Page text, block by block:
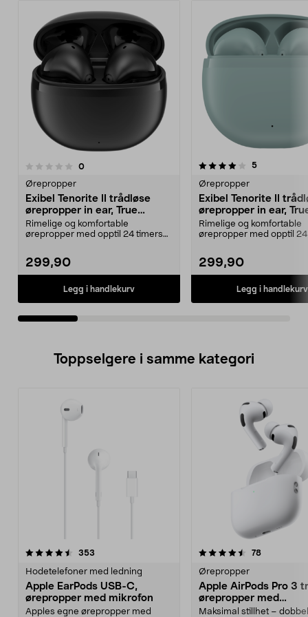
0anmeldelser
Ørepropper
Exibel Tenorite II trådløse
ørepropper in ear, True
Wireless
Rimelige og komfortable
ørepropper med opptil 24 timers
299,90
Legg i handlekurv
4.0av 5 stjerner 5anmeldelser
Ørepropper
Exibel Tenorite II
ørepropper in ear,
Wireless
Rimelige og komfortable
ørepropper med opptil
299,90
Legg i handlekurv
0.0 av 5 stjerner
Toppselgere i samme kategori
353
Hodetelefoner med ledning
Apple EarPods USB-C,
ørepropper med mikrofon
Apples egne ørepropper med
4.5 av 5 stjerner 78
Ørepropper
Apple AirPods Pro 3
ørepropper med
støyreduksjon
Maksimal stillhet –
4.0 av 5 stjerner